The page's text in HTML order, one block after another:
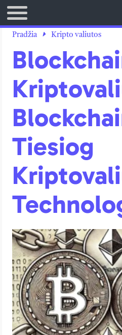
TITULINIS
DIRBTINIS INTELEKTAS
TECHNOLOGIJOS
VERSLAS
LAISVALAIKIS
Pradžia Kripto valiutos
Tiesiog